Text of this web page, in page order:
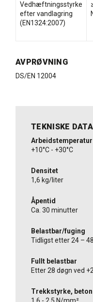
Vedhæftningsstyrke
efter vandlagring
(EN1324:2007)
AVPRØVNING
DS/EN 12004
TEKNISKE DATA
Arbeidstemperatur
+10°C - +30°C
Densitet
1,6 kg/liter
Åpentid
Ca. 30 minutter
Belastbar/fuging
Tidligst etter 24 –
Fullt belastbar
Etter 28 døgn ved
Trekkstyrke, beton